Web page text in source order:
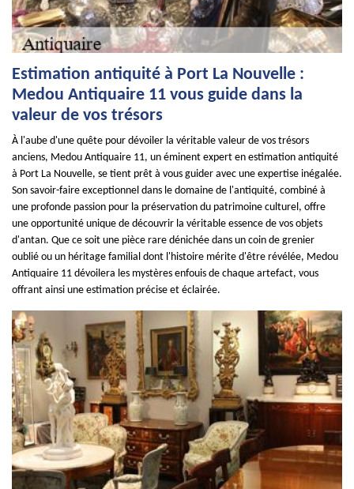
Estimation antiquité à Port La Nouvelle :
Medou Antiquaire 11 vous guide dans la
valeur de vos trésors
À l'aube d'une quête pour dévoiler la véritable valeur de vos trésors
anciens, Medou Antiquaire 11, un éminent expert en estimation antiquité
à Port La Nouvelle, se tient prêt à vous guider avec une expertise inégalée.
Son savoir-faire exceptionnel dans le domaine de l'antiquité, combiné à
une profonde passion pour la préservation du patrimoine culturel, offre
une opportunité unique de découvrir la véritable essence de vos objets
d'antan. Que ce soit une pièce rare dénichée dans un coin de grenier
oublié ou un héritage familial dont l'histoire mérite d'être révélée, Medou
Antiquaire 11 dévoilera les mystères enfouis de chaque artefact, vous
offrant ainsi une estimation précise et éclairée.